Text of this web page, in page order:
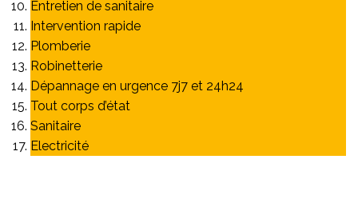
Entretien de sanitaire
Intervention rapide
Plomberie
Robinetterie
Dépannage en urgence 7j7 et 24h24
Tout corps d’état
Sanitaire
Electricité